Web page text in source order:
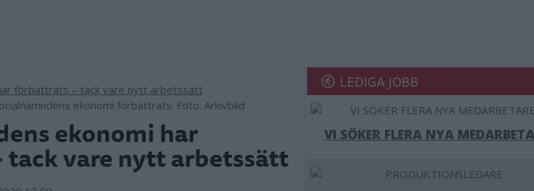
ekonomi förbättrats. Foto: Arkivbild
ekonomi har
vare nytt arbetssätt
LEDIGA JOBB
VI SÖKER FLERA NYA